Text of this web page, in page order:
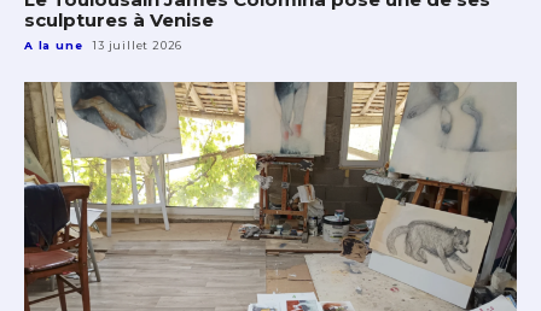
sculptures à Venise
A la une 13 juillet 2026